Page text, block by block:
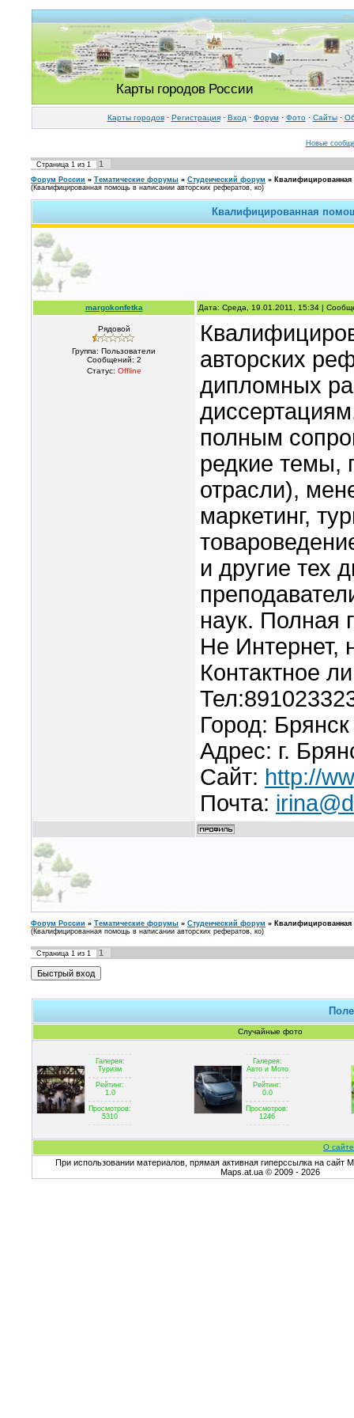
Карты городов России
Карты городов· Регистрация· Вход · Форум· Фото· Cайты·
Новые
Страница 1 из 1 1
Форум России » Тематические форумы » Студенческий форум » Квалифицированная
(Квалифицированная помощь в написании авторских рефератов, ко)
Квалифицированная
margokonfetka Дата: Среда, 19.01.2011, 15:34 |
Рядовой
Группа: Пользователи
Сообщений: 2
Статус: Offline
авторских
дипломных
полным
редкие темы,
отрасли),
маркетинг,
и другие тех
наук. Полная
Не Интернет,
Контактное
Город: Брянск
Адрес: г.
Сайт: http://
Почта:
Форум России » Тематические форумы » Студенческий форум » Квалифицированная
(Квалифицированная помощь в написании авторских рефератов, ко)
Страница 1 из 1 1
Случайные фото
Галерея:
Туризм
Рейтинг:
1.0
Просмотров:
5310
Галерея:
Авто и Мото
Рейтинг:
0.0
Просмотров:
1246
О
При использовании материалов, прямая активная гиперссылка на сайт
Maps.at.ua © 2009 - 2026